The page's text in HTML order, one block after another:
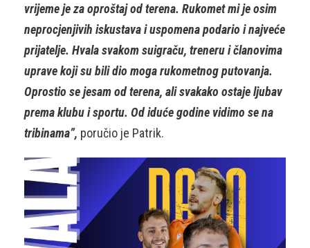
vrijeme je za oproštaj od terena. Rukomet mi je osim
neprocjenjivih iskustava i uspomena podario i najveće
prijatelje. Hvala svakom suigraču, treneru i članovima
uprave koji su bili dio moga rukometnog putovanja.
Oprostio se jesam od terena, ali svakako ostaje ljubav
prema klubu i sportu. Od iduće godine vidimo se na
tribinama”, poručio je Patrik.